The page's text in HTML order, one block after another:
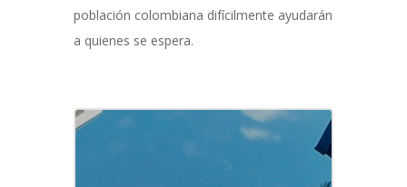
población colombiana difícilmente ayudarán
a quienes se espera.